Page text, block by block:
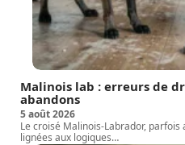
Malinois lab : erreurs de
abandons
5 août 2026
Le croisé Malinois-Labrador,
lignées aux logiques…